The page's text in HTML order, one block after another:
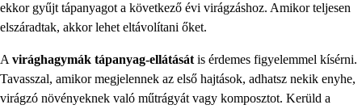
ekkor gyűjt tápanyagot a következő évi virágzáshoz. Amikor teljesen
elszáradtak, akkor lehet eltávolítani őket.
Avirághagymák tápanyag-ellátásátis érdemes figyelemmel kísérni.
Tavasszal, amikor megjelennek az első hajtások, adhatsz nekik enyhe,
virágzó növényeknek való műtrágyát vagy komposztot. Kerüld a